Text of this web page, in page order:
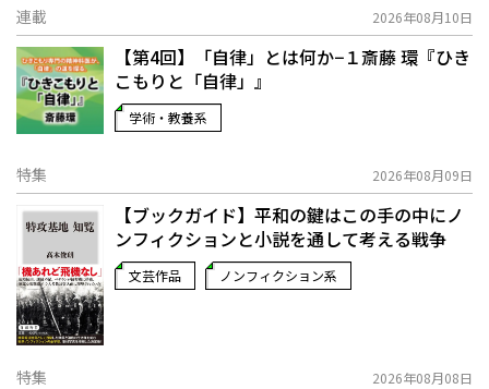
連載 2026年08月10日
【第4回】「自律」とは何か−１――斎藤 環『ひき
こもりと「自律」』
学術・教養系
特集 2026年08月09日
【ブックガイド】平和の鍵はこの手の中に――ノ
ンフィクションと小説を通して考える戦争
文芸作品 ノンフィクション系
特集 2026年08月08日